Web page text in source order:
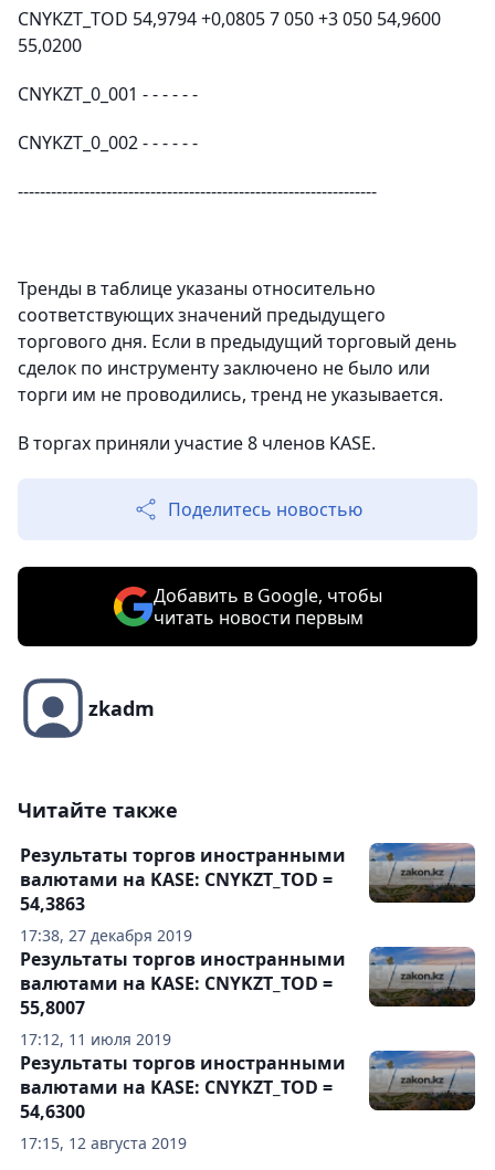
CNYKZT_TOD 54,9794 +0,0805 7 050 +3 050 54,9600
55,0200
CNYKZT_0_001 - - - - - -
CNYKZT_0_002 - - - - - -
-----------------------------------------------------------------
Тренды в таблице указаны относительно
соответствующих значений предыдущего
торгового дня. Если в предыдущий торговый день
сделок по инструменту заключено не было или
торги им не проводились, тренд не указывается.
В торгах приняли участие 8 членов KASE.
Поделитесь новостью
Добавить в Google, чтобы
читать новости первым
zkadm
Читайте также
17:38, 27 декабря 2019
Результаты торгов иностранными
валютами на KASE: CNYKZT_TOD =
54,3863
17:12, 11 июля 2019
Результаты торгов иностранными
валютами на KASE: CNYKZT_TOD =
55,8007
17:15, 12 августа 2019
Результаты торгов иностранными
валютами на KASE: CNYKZT_TOD =
54,6300